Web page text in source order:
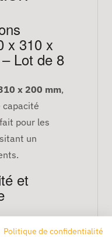
x 310 x
Lot de 8
x 200 mm,
capacité
pour les
un
et
Politique de confidentialité